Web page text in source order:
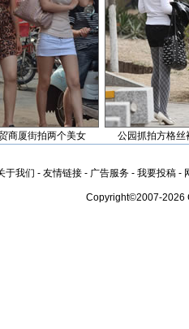
商厦街拍两个美女 公园抓拍方格丝
于我们 - 友情链接 - 广告服务 - 我要投稿 -
Copyright©2007-2026